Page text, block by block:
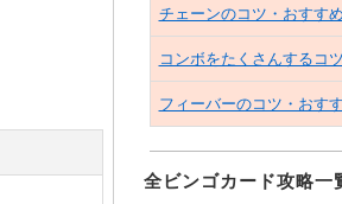
チェーンのコツ・おすす
コンボをたくさんするコ
フィーバーのコツ・おす
全ビンゴカード攻略一